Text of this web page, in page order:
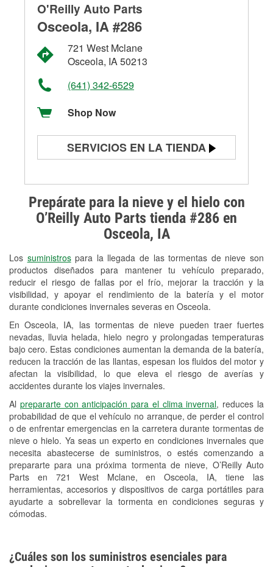
Prepárate para la nieve y el hielo con
O’Reilly Auto Parts tienda #286 en
Osceola, IA
Los suministrospara la llegada de las tormentas de nieve son
productos diseñados para mantener tu vehículo preparado,
reducir el riesgo de fallas por el frío, mejorar la tracción y la
visibilidad, y apoyar el rendimiento de la batería y el motor
durante condiciones invernales severas en Osceola.
En Osceola, IA, las tormentas de nieve pueden traer fuertes
nevadas, lluvia helada, hielo negro y prolongadas temperaturas
bajo cero. Estas condiciones aumentan la demanda de la batería,
reducen la tracción de las llantas, espesan los fluidos del motor y
afectan la visibilidad, lo que eleva el riesgo de averías y
accidentes durante los viajes invernales.
Al prepararte con anticipación para el clima invernal, reduces la
probabilidad de que el vehículo no arranque, de perder el control
o de enfrentar emergencias en la carretera durante tormentas de
nieve o hielo. Ya seas un experto en condiciones invernales que
necesita abastecerse de suministros, o estés comenzando a
prepararte para una próxima tormenta de nieve, O’Reilly Auto
Parts en 721 West Mclane, en Osceola, IA, tiene las
herramientas, accesorios y dispositivos de carga portátiles para
ayudarte a sobrellevar la tormenta en condiciones seguras y
cómodas.
O'Reilly Auto Parts
Osceola, IA #286
721 West Mclane
Osceola, IA 50213
(641) 342-6529
Shop Now
SERVICIOS EN LA TIENDA
Prueba de alternadores y
arrancadores
Revisión de la luz "Check Engine"
Reciclaje de baterías y aceite
Instalación de bombillas de faros
Instalación de limpiaparabrisas
Programa de Préstamo de
Herramientas
Mezcla de pinturas
Rectificación de tambores y discos de
freno
Mangueras hidráulicas a la medida
Snowstorm Supplies
Tornado Supplies
Conoce más
¿Cuáles son los suministros esenciales para